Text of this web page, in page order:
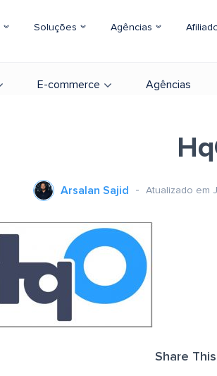
Soluções Agências
E-commerce Agências
Arsalan Sajid Atualizado em
Share